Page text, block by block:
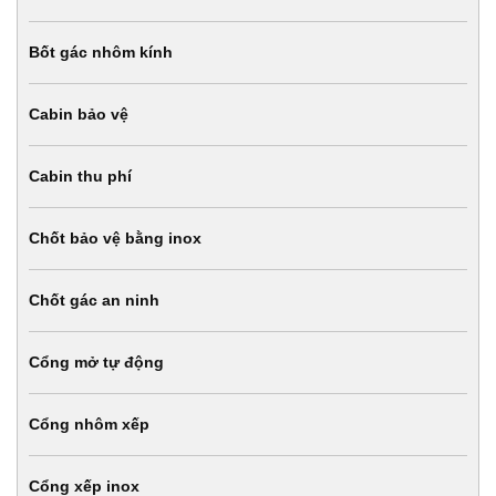
Bốt gác nhôm kính
Cabin bảo vệ
Cabin thu phí
Chốt bảo vệ bằng inox
Chốt gác an ninh
Cổng mở tự động
Cổng nhôm xếp
Cổng xếp inox